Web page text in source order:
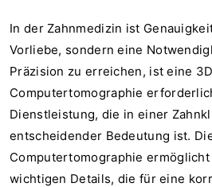
In der Zahnmedizin ist
Vorliebe, sondern eine
Präzision zu erreichen, ist eine
Computertomographie
Dienstleistung, die in einer
entscheidender Bedeutung ist.
Computertomographie
wichtigen Details, die für eine